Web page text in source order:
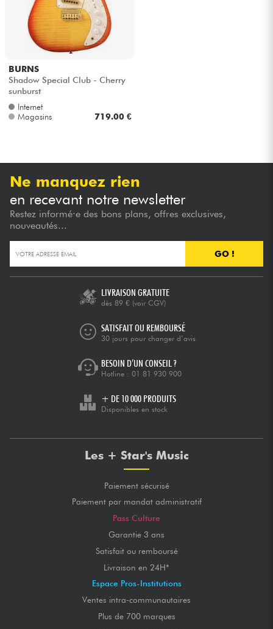
Micros & HF
DJ
Eclairage
Vents
Violons & Quatuor
Eveil Musical
Voir nos marques
BURNS
Shadow Special Club - Cherry
sunburst
Internet
Magasins
719.00 €
Ne manquez rien
en recevant notre newsletter
Restez informé·e des bons plans, offres exclusives,
nouveautés...
GO !
LIVRAISON GRATUITE
dès 89 € (voir CGV)
SATISFAIT OU REMBOURSÉ
30 jours pour changer d’avis
BESOIN D’UN CONSEIL ?
Hotline : 01 81 930 900
+ DE 10 000 PRODUITS
Disponibles en stock
Les + Star's Music
Paiement sécurisé
Paiement par mandat administratif
Pass Culture
Garantie 3 ans
Satisfait ou remboursé
Livraison en 24H*
Espace Pros-Institutions
Ventes intra-communautaires
Plus de 700 marques